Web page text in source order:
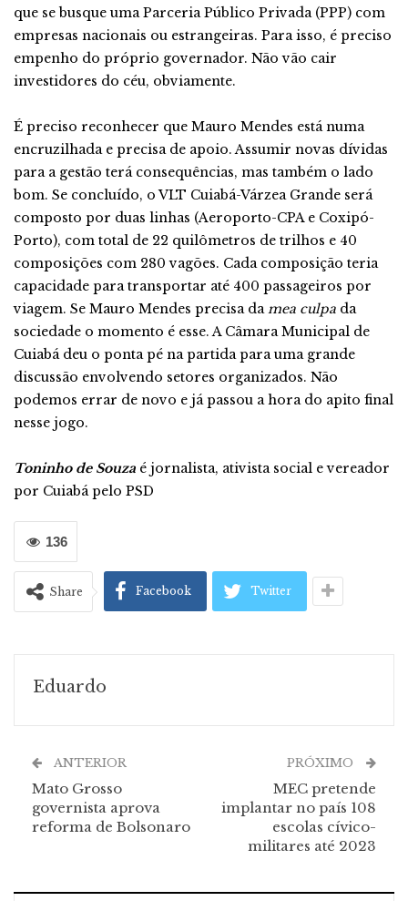
que se busque uma Parceria Público Privada (PPP) com
empresas nacionais ou estrangeiras. Para isso, é preciso
empenho do próprio governador. Não vão cair
investidores do céu, obviamente.
É preciso reconhecer que Mauro Mendes está numa
encruzilhada e precisa de apoio. Assumir novas dívidas
para a gestão terá consequências, mas também o lado
bom. Se concluído, o VLT Cuiabá-Várzea Grande será
composto por duas linhas (Aeroporto-CPA e Coxipó-
Porto), com total de 22 quilômetros de trilhos e 40
composições com 280 vagões. Cada composição teria
capacidade para transportar até 400 passageiros por
viagem. Se Mauro Mendes precisa damea culpa da
sociedade o momento é esse. A Câmara Municipal de
Cuiabá deu o ponta pé na partida para uma grande
discussão envolvendo setores organizados. Não
podemos errar de novo e já passou a hora do apito final
nesse jogo.
Toninho de Souza é jornalista, ativista social e vereador
por Cuiabá pelo PSD
136
Share Facebook Twitter
Eduardo
ANTERIOR
Mato Grosso
governista aprova
reforma de Bolsonaro
PRÓXIMO
MEC pretende
implantar no país 108
escolas cívico-
militares até 2023